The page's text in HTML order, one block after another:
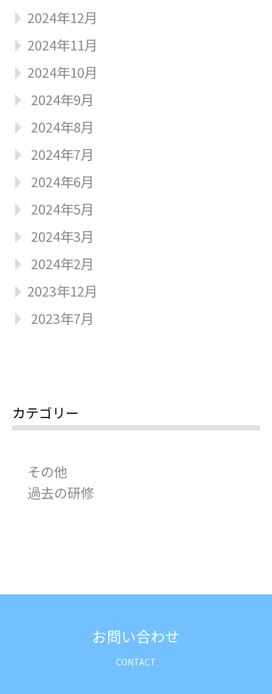
2024年12月
2024年11月
2024年10月
2024年9月
2024年8月
2024年7月
2024年6月
2024年5月
2024年3月
2024年2月
2023年12月
2023年7月
カテゴリー
その他
過去の研修
お問い合わせ